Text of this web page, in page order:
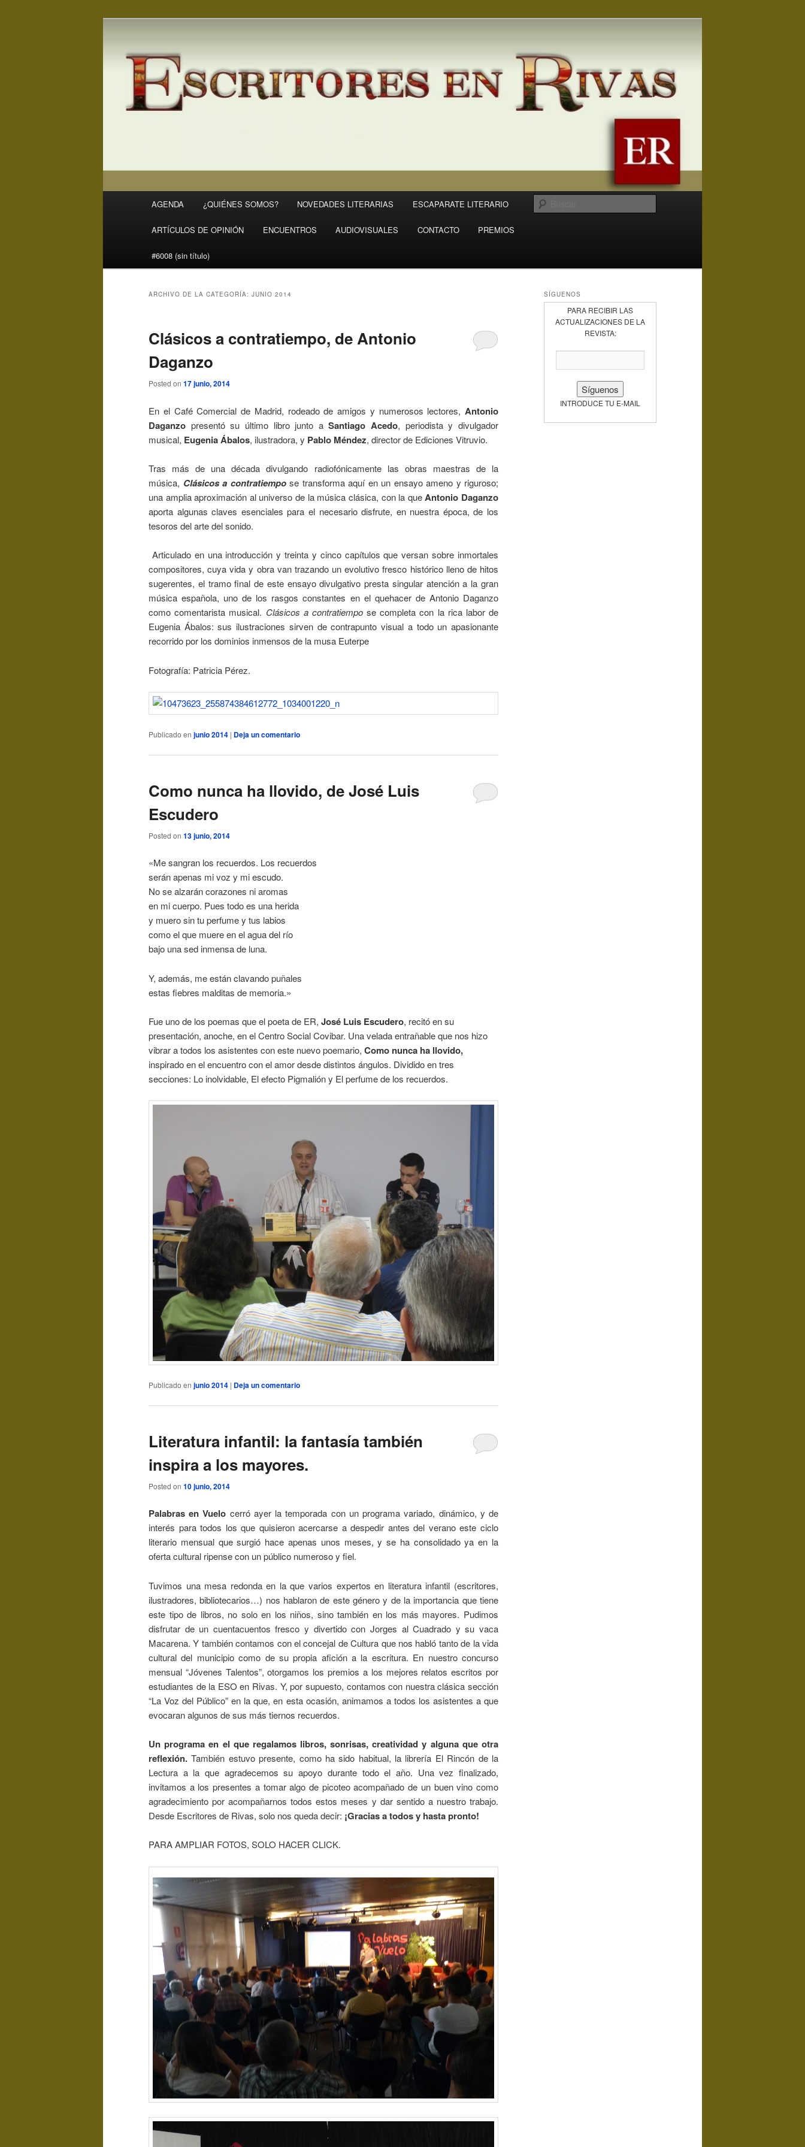
ER
AGENDA ¿QUIÉNES SOMOS? NOVEDADES LITERARIAS ESCAPARATE LITERARIO
ARTÍCULOS DE OPINIÓN ENCUENTROS AUDIOVISUALES CONTACTO PREMIOS
#6008 (sin título)
ARCHIVO DE LA CATEGORÍA: JUNIO 2014
Clásicos a contratiempo, de Antonio
Daganzo
Posted on 17 junio, 2014
En el Café Comercial de Madrid, rodeado de amigos y numerosos lectores, Antonio
Daganzo presentó su último libro junto aSantiago Acedo, periodista y divulgador
musical, Eugenia Ábalos, ilustradora, y Pablo Méndez, director de Ediciones Vitruvio.
Tras más de una década divulgando radiofónicamente las obras maestras de la
música, Clásicos a contratiempo se transforma aquí en un ensayo ameno y riguroso;
una amplia aproximación al universo de la música clásica, con la que Antonio Daganzo
aporta algunas claves esenciales para el necesario disfrute, en nuestra época, de los
tesoros del arte del sonido.
Articulado en una introducción y treinta y cinco capítulos que versan sobre inmortales
compositores, cuya vida y obra van trazando un evolutivo fresco histórico lleno de hitos
sugerentes, el tramo final de este ensayo divulgativo presta singular atención a la gran
música española, uno de los rasgos constantes en el quehacer de Antonio Daganzo
como comentarista musical. Clásicos a contratiempose completa con la rica labor de
Eugenia Ábalos: sus ilustraciones sirven de contrapunto visual a todo un apasionante
recorrido por los dominios inmensos de la musa Euterpe
Fotografía: Patricia Pérez.
Publicado en junio 2014 | Deja un comentario
Como nunca ha llovido, de José Luis
Escudero
Posted on 13 junio, 2014
«Me sangran los recuerdos. Los recuerdos
serán apenas mi voz y mi escudo.
No se alzarán corazones ni aromas
en mi cuerpo. Pues todo es una herida
y muero sin tu perfume y tus labios
como el que muere en el agua del río
bajo una sed inmensa de luna.
Y, además, me están clavando puñales
estas fiebres malditas de memoria.»
Fue uno de los poemas que el poeta de ER, José Luis Escudero, recitó en su
presentación, anoche, en el Centro Social Covibar. Una velada entrañable que nos hizo
vibrar a todos los asistentes con este nuevo poemario, Como nunca ha llovido,
inspirado en el encuentro con el amor desde distintos ángulos. Dividido en tres
secciones: Lo inolvidable, El efecto Pigmalión y El perfume de los recuerdos.
Publicado en junio 2014 | Deja un comentario
Literatura infantil: la fantasía también
inspira a los mayores.
Posted on 10 junio, 2014
Palabras en Vuelo cerró ayer la temporada con un programa variado, dinámico, y de
interés para todos los que quisieron acercarse a despedir antes del verano este ciclo
literario mensual que surgió hace apenas unos meses, y se ha consolidado ya en la
oferta cultural ripense con un público numeroso y fiel.
Tuvimos una mesa redonda en la que varios expertos en literatura infantil (escritores,
ilustradores, bibliotecarios…) nos hablaron de este género y de la importancia que tiene
este tipo de libros, no solo en los niños, sino también en los más mayores. Pudimos
disfrutar de un cuentacuentos fresco y divertido con Jorges al Cuadrado y su vaca
Macarena. Y también contamos con el concejal de Cultura que nos habló tanto de la vida
cultural del municipio como de su propia afición a la escritura. En nuestro concurso
mensual “Jóvenes Talentos”, otorgamos los premios a los mejores relatos escritos por
estudiantes de la ESO en Rivas. Y, por supuesto, contamos con nuestra clásica sección
“La Voz del Público” en la que, en esta ocasión, animamos a todos los asistentes a que
evocaran algunos de sus más tiernos recuerdos.
Un programa en el que regalamos libros, sonrisas, creatividad y alguna que otra
reflexión. También estuvo presente, como ha sido habitual, la librería El Rincón de la
Lectura a la que agradecemos su apoyo durante todo el año. Una vez finalizado,
invitamos a los presentes a tomar algo de picoteo acompañado de un buen vino como
agradecimiento por acompañarnos todos estos meses y dar sentido a nuestro trabajo.
Desde Escritores de Rivas, solo nos queda decir: ¡Gracias a todos y hasta pronto!
PARA AMPLIAR FOTOS, SOLO HACER CLICK.
SÍGUENOS
PARA RECIBIR LAS
ACTUALIZACIONES DE LA
REVISTA:
INTRODUCE TU E-MAIL